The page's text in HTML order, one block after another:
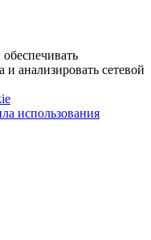
анализировать сетевой
использования